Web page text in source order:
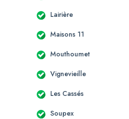
Lairière
Maisons 11
Mouthoumet
Vignevieille
Les Cassés
Soupex